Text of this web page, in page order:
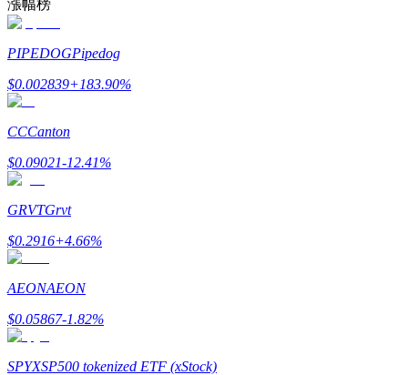
鎖倉BTR
輕鬆獲得多重福利
借貸寶
漲幅榜
PIPEDOGPipedog
$0.002839+183.90%
CCCanton
$0.09021-12.41%
GRVTGrvt
$0.2916+4.66%
AEONAEON
$0.05867-1.82%
SPYXSP500 tokenized ETF (xStock)